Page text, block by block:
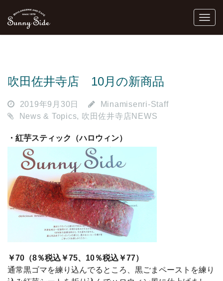
吹田佐井寺店 10月の新商品
2019年9月30日
Minamisenri-Staff
News & Topics, 吹田佐井寺店NEWS
・紅芋スティック（ハロウィン）
￥70（8％税込￥75、10％税込￥77）
通常黒ゴマを練り込んでるところ、黒ごまペーストを練り